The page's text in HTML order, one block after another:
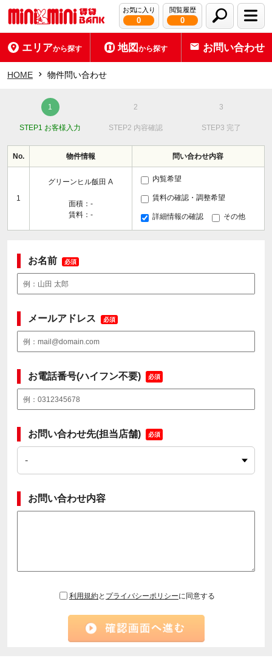
お気に入り
0
閲覧履歴
0
エリアから探す 地図から探す お問い合わせ
HOME 物件問い合わせ
STEP1 お客様入力 STEP2 内容確認 STEP3 完了
No. 物件情報 問い合わせ内容
1
グリーンヒル飯田 A
面積：-
賃料：-
内覧希望
賃料の確認・調整希望
詳細情報の確認 その他
お名前 必須
メールアドレス 必須
お電話番号(ハイフン不要) 必須
お問い合わせ先(担当店舗) 必須
お問い合わせ内容
利用規約と プライバシーポリシーに同意する